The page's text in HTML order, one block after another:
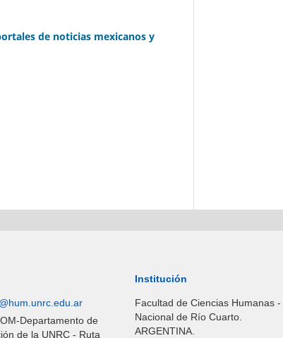
de noticias mexicanos y
Departamento de
de la UNRC - Ruta
Institución
Facultad de Ciencias Humanas
Nacional de Río Cuarto.
ARGENTINA.